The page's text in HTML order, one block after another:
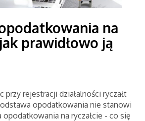
na
prawidłowo ją
przy rejestracji działalności ryczałt
opodatkowania nie stanowi
na ryczałcie - co się